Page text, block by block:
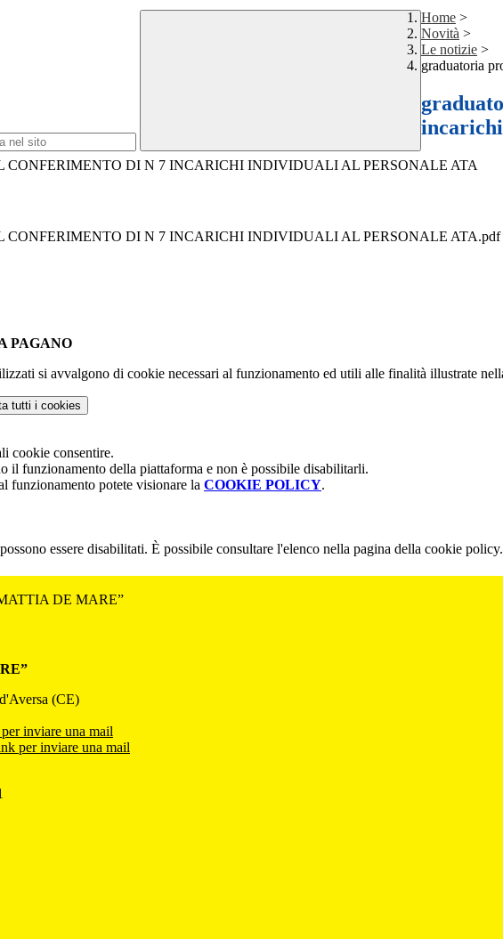
Home >
Novità >
Le notizie >
graduatoria
CONFERIMENTO DI N 7 INCARICHI INDIVIDUALI AL PERSONALE ATA
CONFERIMENTO DI N 7 INCARICHI INDIVIDUALI AL PERSONALE ATA.pdf
PAGANO
si avvalgono di cookie necessari al funzionamento ed utili alle finalità illustrate
tutti i cookies
cookie consentire.
il funzionamento della piattaforma e non è possibile disabilitarli.
funzionamento potete visionare la COOKIE POLICY.
essere disabilitati. È possibile consultare l'elenco nella pagina della cookie policy.
DE MARE”
(CE)
inviare una mail
per inviare una mail